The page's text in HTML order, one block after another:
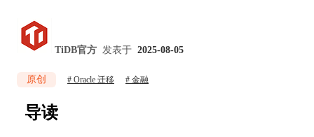
TiDB官方 发表于 2025-08-05
原创 Oracle 迁移 金融
导读